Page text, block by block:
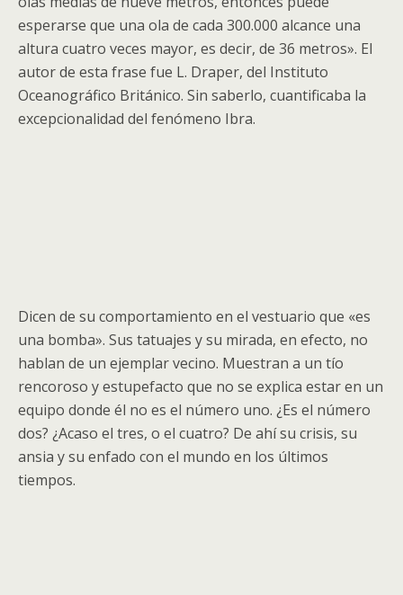
esperarse que una ola de cada 300.000 alcance una
altura cuatro veces mayor, es decir, de 36 metros». El
autor de esta frase fue L. Draper, del Instituto
Oceanográfico Británico. Sin saberlo, cuantificaba la
excepcionalidad del fenómeno Ibra.
Dicen de su comportamiento en el vestuario que «es
una bomba». Sus tatuajes y su mirada, en efecto, no
hablan de un ejemplar vecino. Muestran a un tío
rencoroso y estupefacto que no se explica estar en un
equipo donde él no es el número uno. ¿Es el número
dos? ¿Acaso el tres, o el cuatro? De ahí su crisis, su
ansia y su enfado con el mundo en los últimos
tiempos.